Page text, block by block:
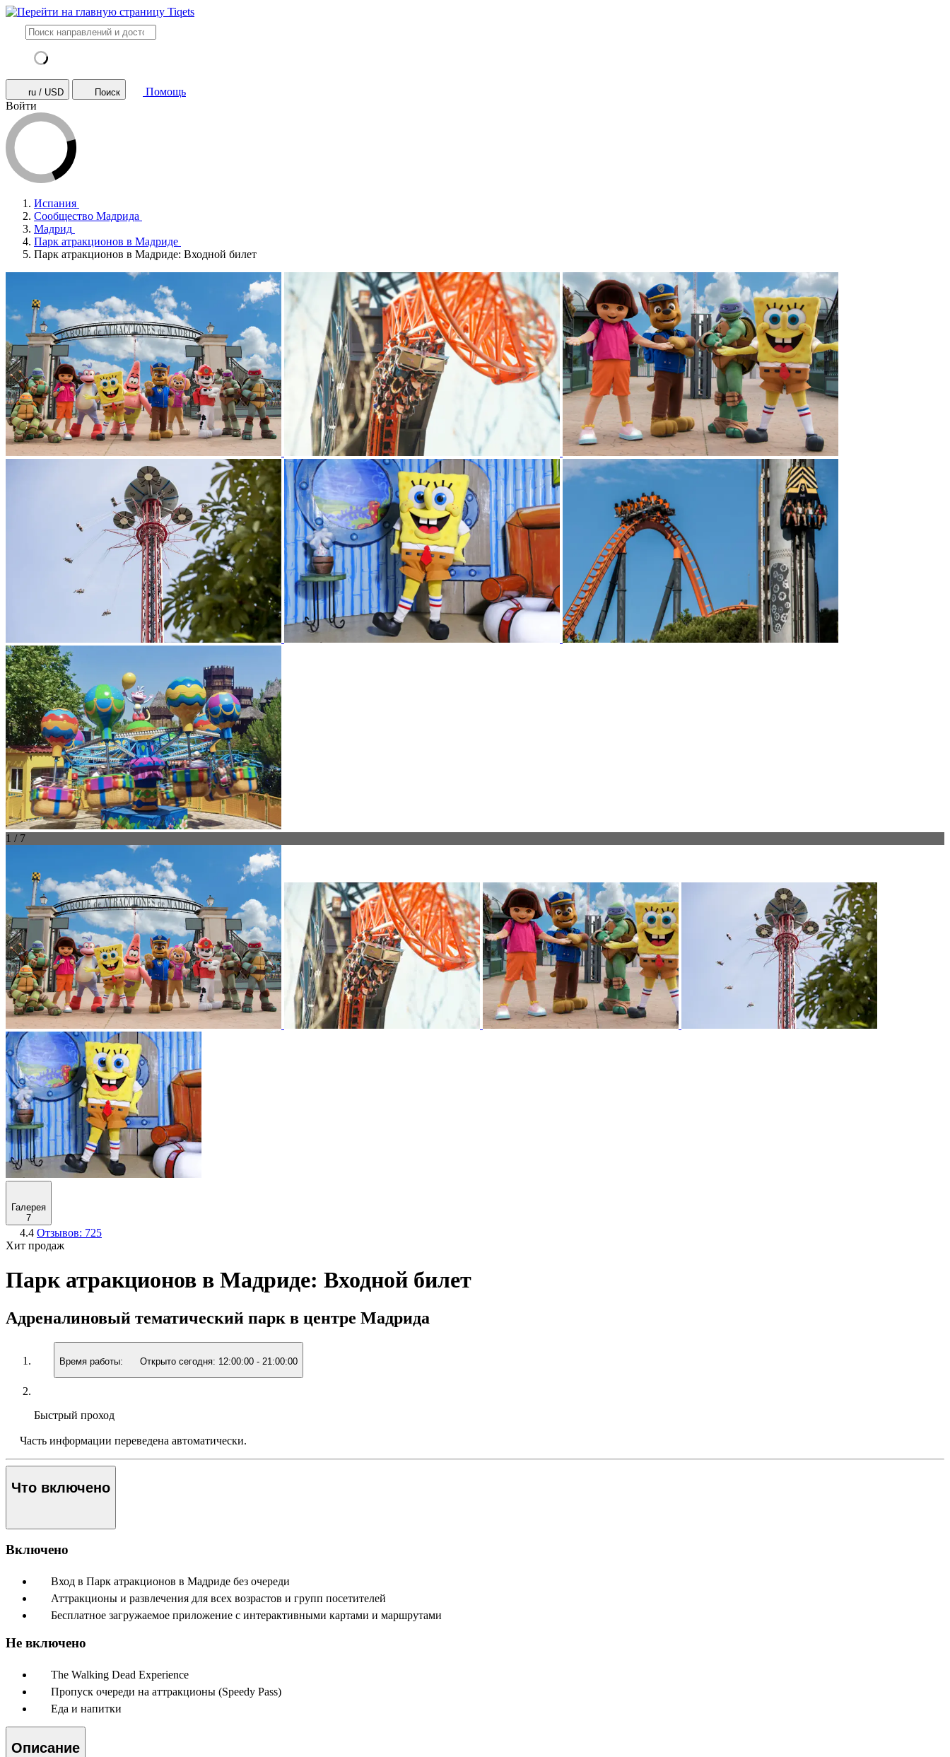
ru / USD Поиск
Помощь
Войти
Испания
Сообщество Мадрида
Мадрид
Парк атракционов в Мадриде
Парк атракционов в Мадриде: Входной билет
1 / 7
Галерея
7
4.4 Отзывов: 725
Хит продаж
Парк атракционов в Мадриде: Входной билет
Адреналиновый тематический парк в центре Мадрида
Время работы: Открыто сегодня: 12:00:00 - 21:00:00
Быстрый проход
Часть информации переведена автоматически.
Что включено
Включено
Вход в Парк атракционов в Мадриде без очереди
Аттракционы и развлечения для всех возрастов и групп посетителей
Бесплатное загружаемое приложение с интерактивными картами и маршрутами
Не включено
The Walking Dead Experience
Пропуск очереди на аттракционы (Speedy Pass)
Еда и напитки
Описание